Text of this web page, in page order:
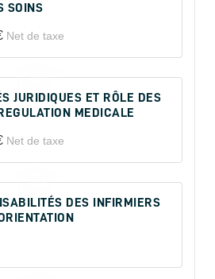
SOINS
Net de taxe
JURIDIQUES ET RÔLE DES
MEDICALE
Net de taxe
DES INFIRMIERS